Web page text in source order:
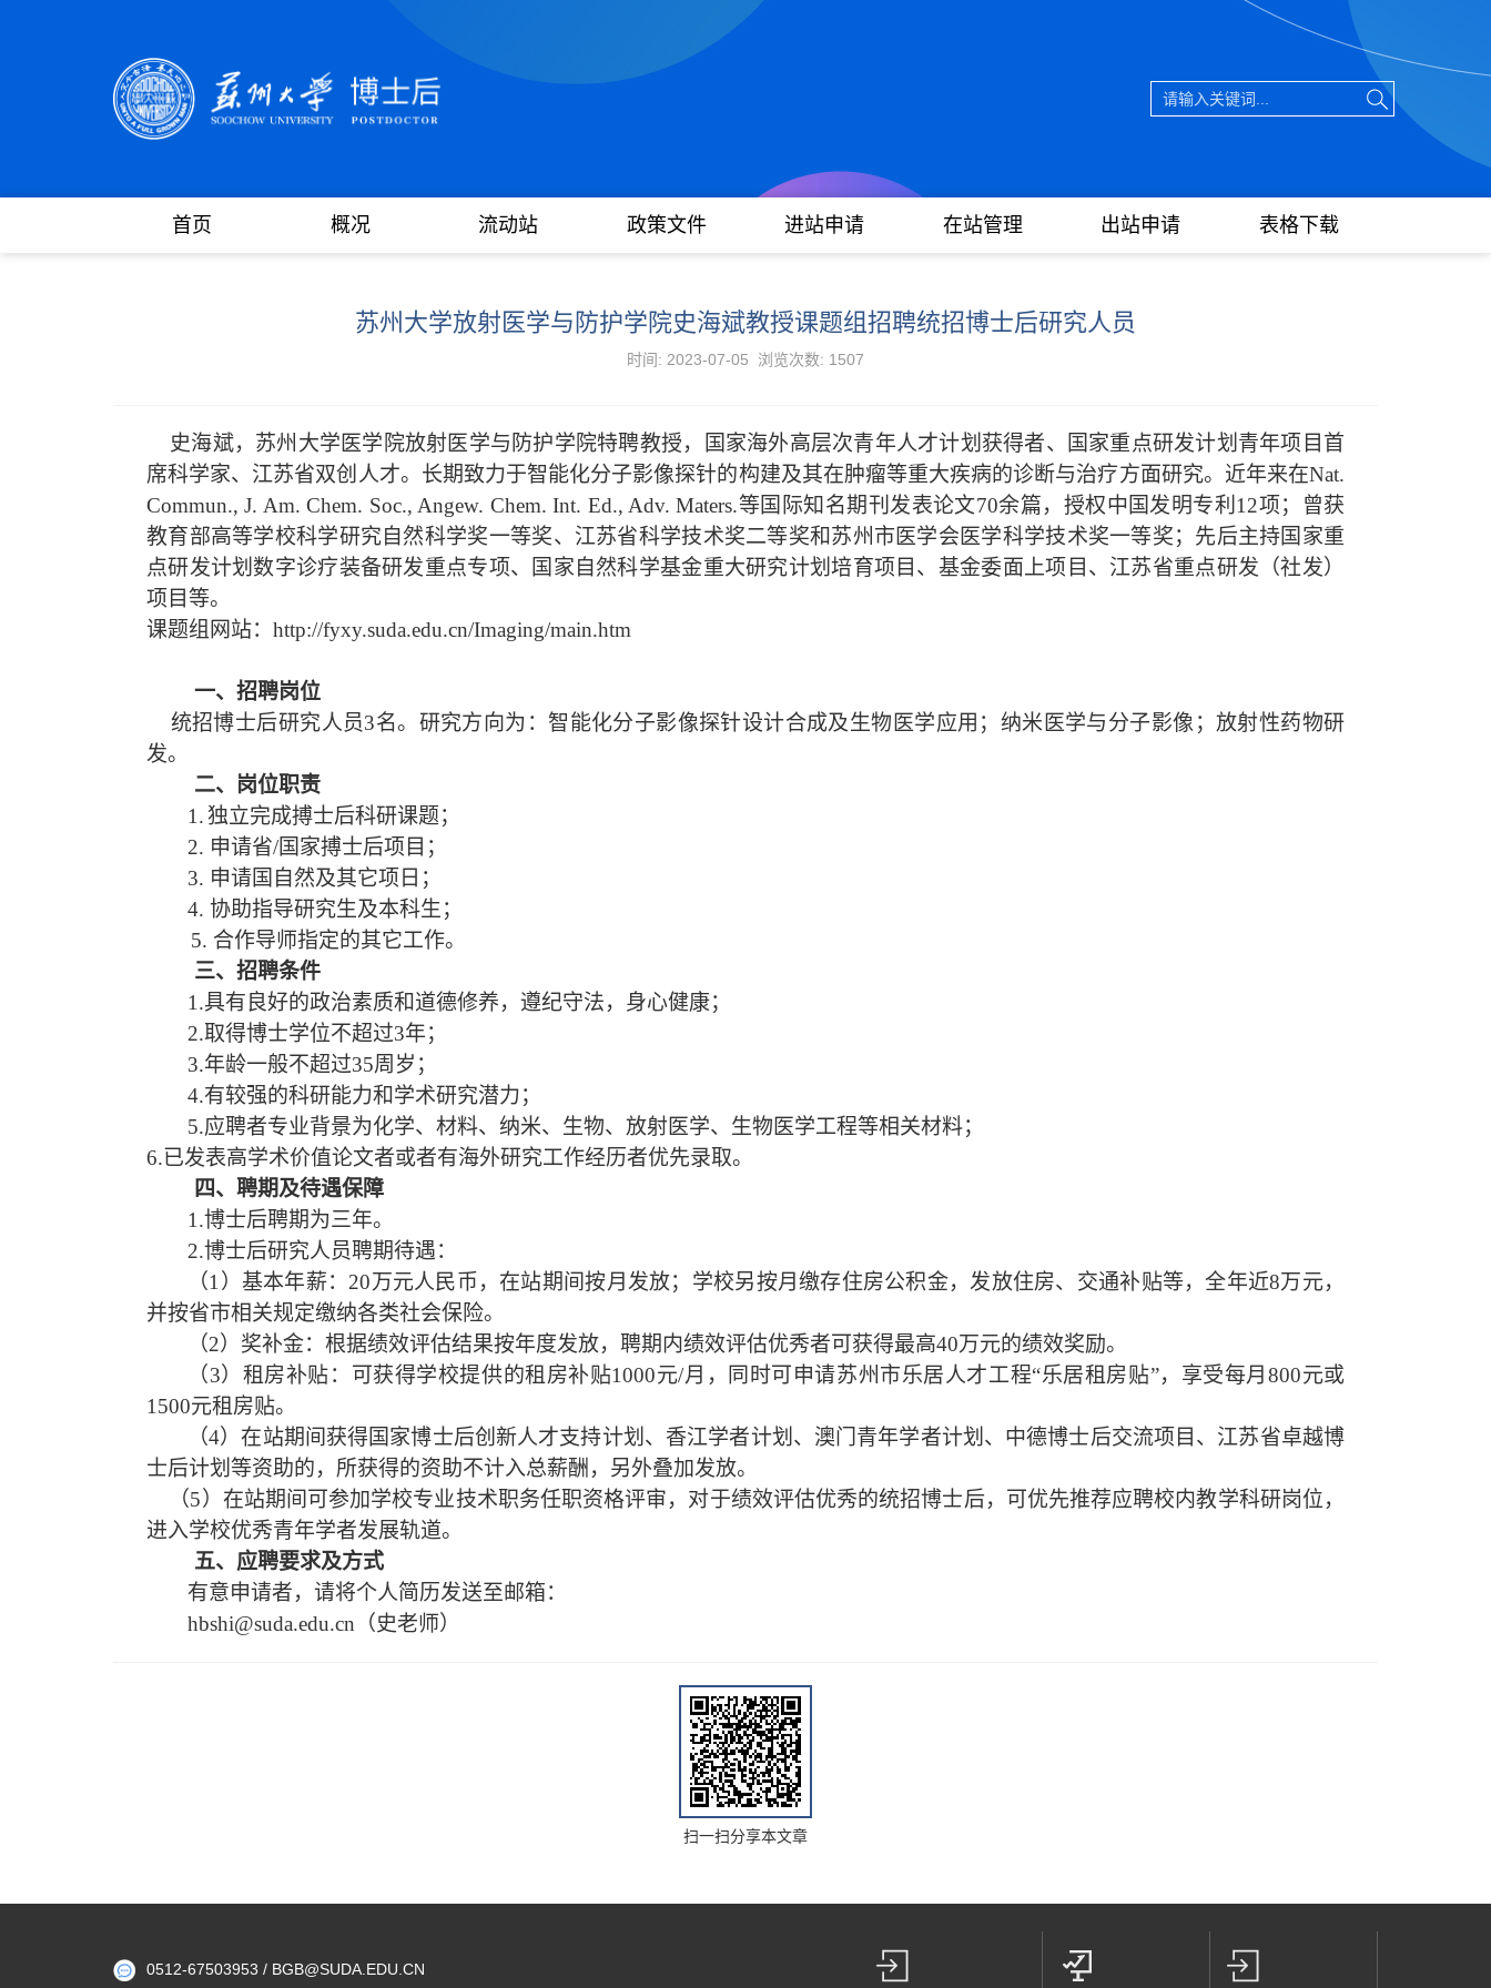
首页 概况 流动站 政策文件 进站申请 在站管理 出站申请 表格下载
苏州大学放射医学与防护学院史海斌教授课题组招聘统招博士后研究人员
时间: 2023-07-05 浏览次数: 1507
史海斌， 苏州大学医学院放射医学与防护学院特聘教授，国家海外高层次青年人才计划获得者、国家重点研发计划青年项目首
席科学家、江苏省双创人才。长期致力于智能化分子影像探针的构建及其在肿瘤等重大疾病的诊断与治疗方面研究。近年来在Nat.
Commun., J. Am. Chem. Soc., Angew. Chem. Int. Ed., Adv. Maters.等国际知名期刊 发表论文70余篇， 授权中国 发明专利 1 2项 ；
曾获
教育部高等学校科学研究自然科学奖一等奖、江苏省科学技术奖二等奖和苏州市医学会医学科学技术奖一等奖； 先后主持国家重
点研发计划数字诊疗装备研发重点专项、国家自然科学基金重大研究计划培育项目、基金委面上项目、江苏省重点研发（社发）
项目等。
课题组网站： http://fyxy.suda.edu.cn/Imaging/main.htm
一、 招聘岗位
统招博士后研究人员3名。研究方向为：智能化分子影像探针设计合成及生物医学应用；纳米医学与分子影像；放射性药物研
发。
二、 岗位职责
1.独立完成搏士后科研课题；
2. 申请省/国家搏士后项目；
3. 申请国自然及其它项日；
4. 协助指导研究生及本科生；
5. 合作导师指定的其它工作。
三、 招聘条件
1.具有良好的政治素质和道德修养，遵纪守法，身心健康；
2.取得博士学位不超过3年；
3.年龄一般不超过35周岁；
4.有较强的科研能力和学术研究潜力；
5.应聘者专业背景为化学、材料、纳米、生物、放射医学、生物医学工程等相关材料；
6.已发表高学术价值论文者或者有海外研究工作经历者优先录取。
四、 聘期及待遇保障
1.博士后聘期为三年。
2.博士后研究人员聘期待遇：
（1） 基本年薪： 20万元人民币，在站期间按月发放；学校另按月缴存住房公积金，发放住房、 交通补贴等，全年近8万元，
并按省市相关规定缴纳各类社会保险。
（2） 奖补金：根据绩效评估结果按年度发放，聘期内绩效评估优秀者可 获得最高40万元的绩效奖励。
（3） 租房补贴：可 获得学校提供的租房补贴1000元/月， 同时可申请苏州市乐居人才工程“乐居租房贴”， 享受每月 800元或
1500元租房贴。
（4）在站期间获得国家博士后创新人才支持计划、香江学者计划、澳门青年学者计划、中德博士后交流项目、 江苏省卓越博
士后计划等资助的，所获得的资助不计入总薪酬，另外叠加发放。
（5） 在站期间可参加学校专业技术职务任职资格评审，对于绩效评估优秀的统招博士后，可优先推荐应聘校内教学科研岗位，
进入学校优秀青年学者发展轨道。
五、 应聘要求及方式
有意申请者，请将个人简历发送至邮箱：
hbshi@suda.edu.cn （史老师）
扫一扫分享本文章
0512-67503953 / BGB@SUDA.EDU.CN